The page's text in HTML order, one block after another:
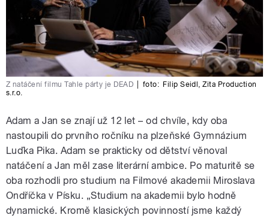
Z natáčení filmu Tahle párty je DEAD foto: Filip Seidl ,Zita Production
s.r.o.
Adam a Jan se znají už 12 let – od chvíle, kdy oba
nastoupili do prvního ročníku na plzeňské Gymnázium
Luďka Pika. Adam se prakticky od dětství věnoval
natáčení a Jan měl zase literární ambice. Po maturitě se
oba rozhodli pro studium na Filmové akademii Miroslava
Ondříčka v Písku. „Studium na akademii bylo hodně
dynamické. Kromě klasických povinností jsme každý